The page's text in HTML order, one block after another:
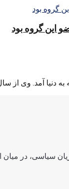
سال ۱۹۹۱ به پ.ک.ک ملحق شد
سیاسی، در میان